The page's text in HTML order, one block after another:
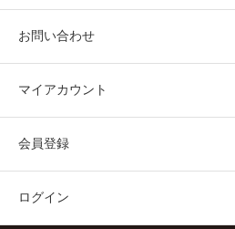
お問い合わせ
マイアカウント
会員登録
ログイン